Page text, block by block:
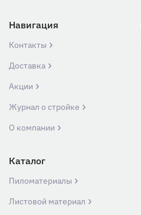
Навигация
Контакты
Доставка
Акции
Журнал о стройке
О компании
Каталог
Пиломатериалы
Листовой материал